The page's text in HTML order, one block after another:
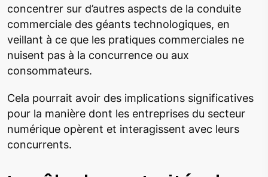
concentrer sur d’autres aspects de la conduite
commerciale des géants technologiques, en
veillant à ce que les pratiques commerciales ne
nuisent pas à la concurrence ou aux
consommateurs.
Cela pourrait avoir des implications significatives
pour la manière dont les entreprises du secteur
numérique opèrent et interagissent avec leurs
concurrents.